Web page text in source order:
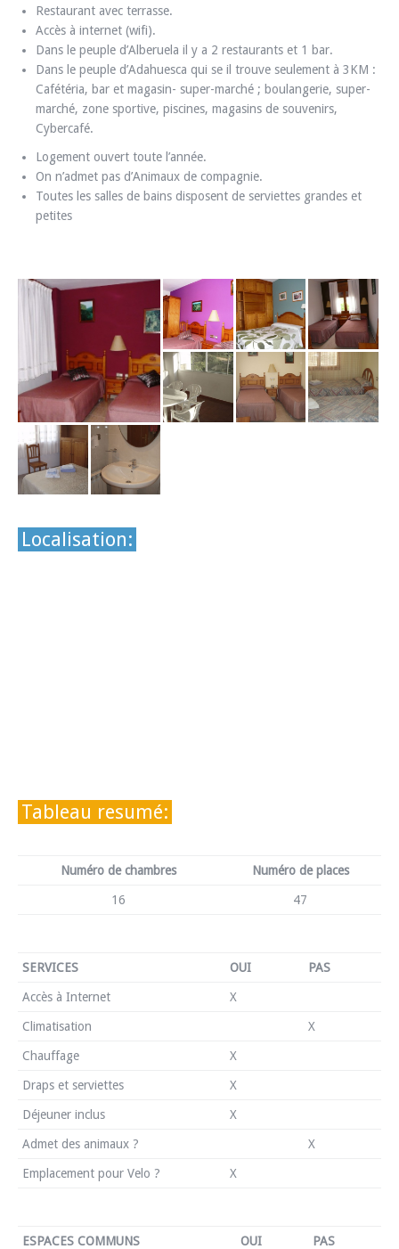
Restaurant avec terrasse.
Accès à internet (wifi).
Dans le peuple d’Alberuela il y a 2 restaurants et 1 bar.
Dans le peuple d’Adahuesca qui se il trouve seulement à 3KM :
Cafétéria, bar et magasin- super-marché ; boulangerie, super-
marché, zone sportive, piscines, magasins de souvenirs,
Cybercafé.
Logement ouvert toute l’année.
On n’admet pas d’Animaux de compagnie.
Toutes les salles de bains disposent de serviettes grandes et
petites
Localisation:
Tableau resumé:
Numéro de chambres Numéro de places
16 47
SERVICES OUI PAS
Accès à Internet X
Climatisation X
Chauffage X
Draps et serviettes X
Déjeuner inclus X
Admet des animaux ? X
Emplacement pour Velo ? X
ESPACES COMMUNS OUI PAS